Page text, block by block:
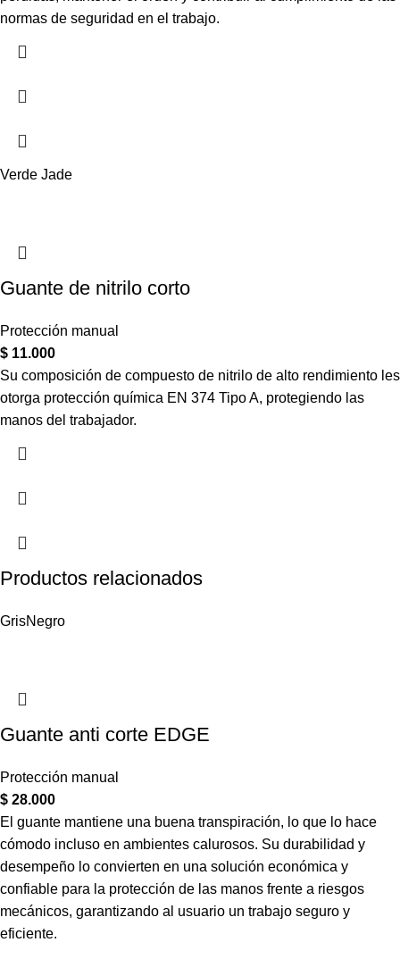
normas de seguridad en el trabajo.
Verde Jade
Guante de nitrilo corto
Protección manual
$ 11.000
Su composición de compuesto de nitrilo de alto rendimiento les
otorga protección química EN 374 Tipo A, protegiendo las
manos del trabajador.
Productos relacionados
GrisNegro
Guante anti corte EDGE
Protección manual
$ 28.000
El guante mantiene una buena transpiración, lo que lo hace
cómodo incluso en ambientes calurosos. Su durabilidad y
desempeño lo convierten en una solución económica y
confiable para la protección de las manos frente a riesgos
mecánicos, garantizando al usuario un trabajo seguro y
eficiente.